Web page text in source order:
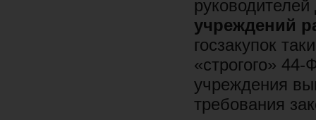
учреждений
госзакупок
«строгого»
учреждения
требования